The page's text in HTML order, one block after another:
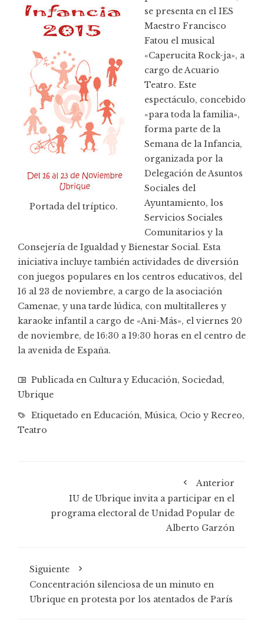
Portada del tríptico.
se presenta en el IES
Maestro Francisco
Fatou el musical
«Caperucita Rock-ja», a
cargo de Acuario
Teatro. Este
espectáculo, concebido
«para toda la familia»,
forma parte de la
Semana de la Infancia,
organizada por la
Delegación de Asuntos
Sociales del
Ayuntamiento, los
Servicios Sociales
Comunitarios y la
Consejería de Igualdad y Bienestar Social. Esta
iniciativa incluye también actividades de diversión
con juegos populares en los centros educativos, del
16 al 23 de noviembre, a cargo de la asociación
Camenae, y una tarde lúdica, con multitalleres y
karaoke infantil a cargo de «Ani-Más», el viernes 20
de noviembre, de 16:30 a 19:30 horas en el centro de
la avenida de España.
Publicada en Cultura y Educación, Sociedad,
Ubrique
Etiquetado en Educación, Música, Ocio y Recreo,
Teatro
Anterior
IU de Ubrique invita a participar en el
programa electoral de Unidad Popular de
Alberto Garzón
Siguiente
Concentración silenciosa de un minuto en
Ubrique en protesta por los atentados de París